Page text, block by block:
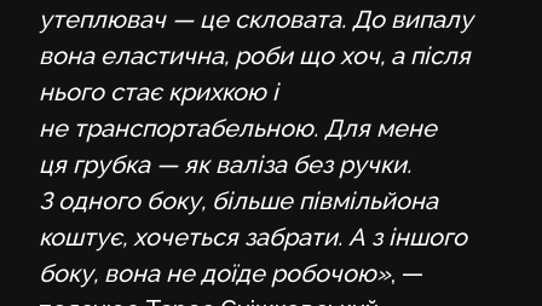
утеплювач — це скловата. До випалу
вона еластична, роби що хоч, а після
нього стає крихкою і
не транспортабельною. Для мене
ця грубка — як валіза без ручки.
З одного боку, більше півмільйона
коштує, хочеться забрати. А з іншого
боку, вона не доїде робочою», —